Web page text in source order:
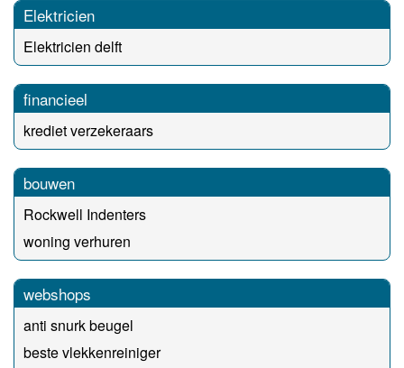
Elektricien
Elektricien delft
financieel
krediet verzekeraars
bouwen
Rockwell Indenters
woning verhuren
webshops
anti snurk beugel
beste vlekkenreiniger